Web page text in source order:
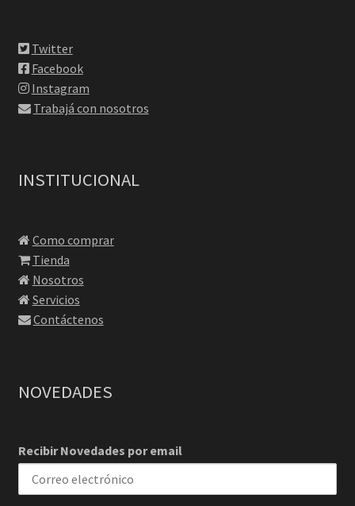
Twitter
Facebook
Instagram
Trabajá con nosotros
INSTITUCIONAL
Como comprar
Tienda
Nosotros
Servicios
Contáctenos
NOVEDADES
Recibir Novedades por email